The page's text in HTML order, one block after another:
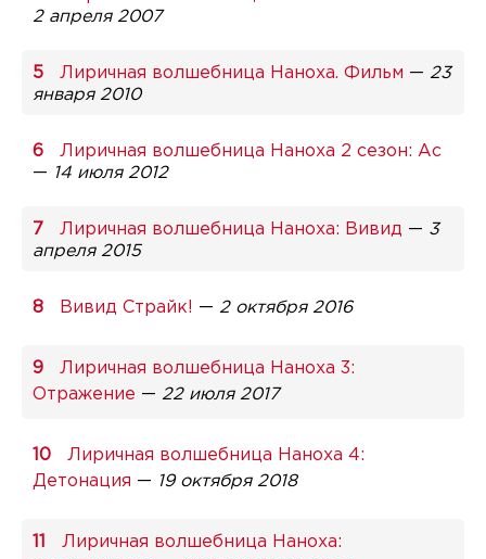
2 апреля 2007
Лиричная волшебница Наноха. Фильм — 23
января 2010
Лиричная волшебница Наноха 2 сезон: Ас
— 14 июля 2012
Лиричная волшебница Наноха: Вивид — 3
апреля 2015
Вивид Страйк! — 2 октября 2016
Лиричная волшебница Наноха 3:
Отражение — 22 июля 2017
Лиричная волшебница Наноха 4:
Детонация — 19 октября 2018
Лиричная волшебница Наноха: